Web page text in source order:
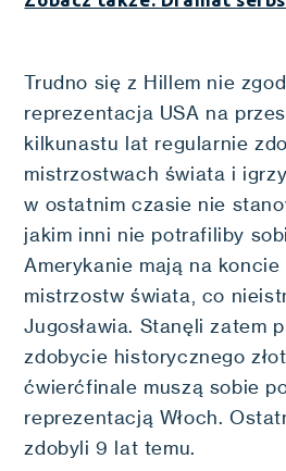
Trudno się z Hillem nie
reprezentacja USA na
kilkunastu lat regularnie
mistrzostwach świata i
w ostatnim czasie nie
jakim inni nie potrafiliby
Amerykanie mają na
mistrzostw świata, co
Jugosławia. Stanęli zatem
zdobycie historycznego
ćwierćfinale muszą sobie
reprezentacją Włoch.
zdobyli 9 lat temu.